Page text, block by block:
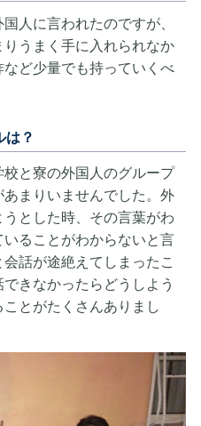
人に言われたのですが、
うまく手に入れられなか
ど少量でも持っていくべ
は？
と寮の外国人のグループ
まりいませんでした。外
とした時、その言葉がわ
ることがわからないと言
話が途絶えてしまったこ
きなかったらどうしよう
とがたくさんありまし